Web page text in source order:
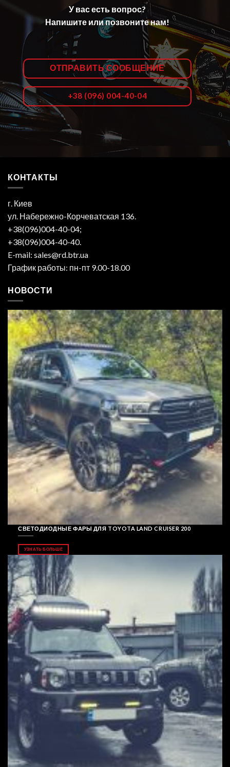
У вас есть вопрос?
Напишите или позвоните нам!
ОТПРАВИТЬ СООБЩЕНИЕ
+38 (096) 004-40-04
КОНТАКТЫ
г. Киев
ул. Набережно-Корчеватская 136.
+38(096)004-40-04;
+38(096)004-40-40.
E-mail: sales@rd.btr.ua
График работы: пн-пт 9.00-18.00
НОВОСТИ
СВЕТОДИОДНЫЕ ФАРЫ ДЛЯ TOYOTA LAND CRUISER 200
УЗНАТЬ БОЛЬШЕ